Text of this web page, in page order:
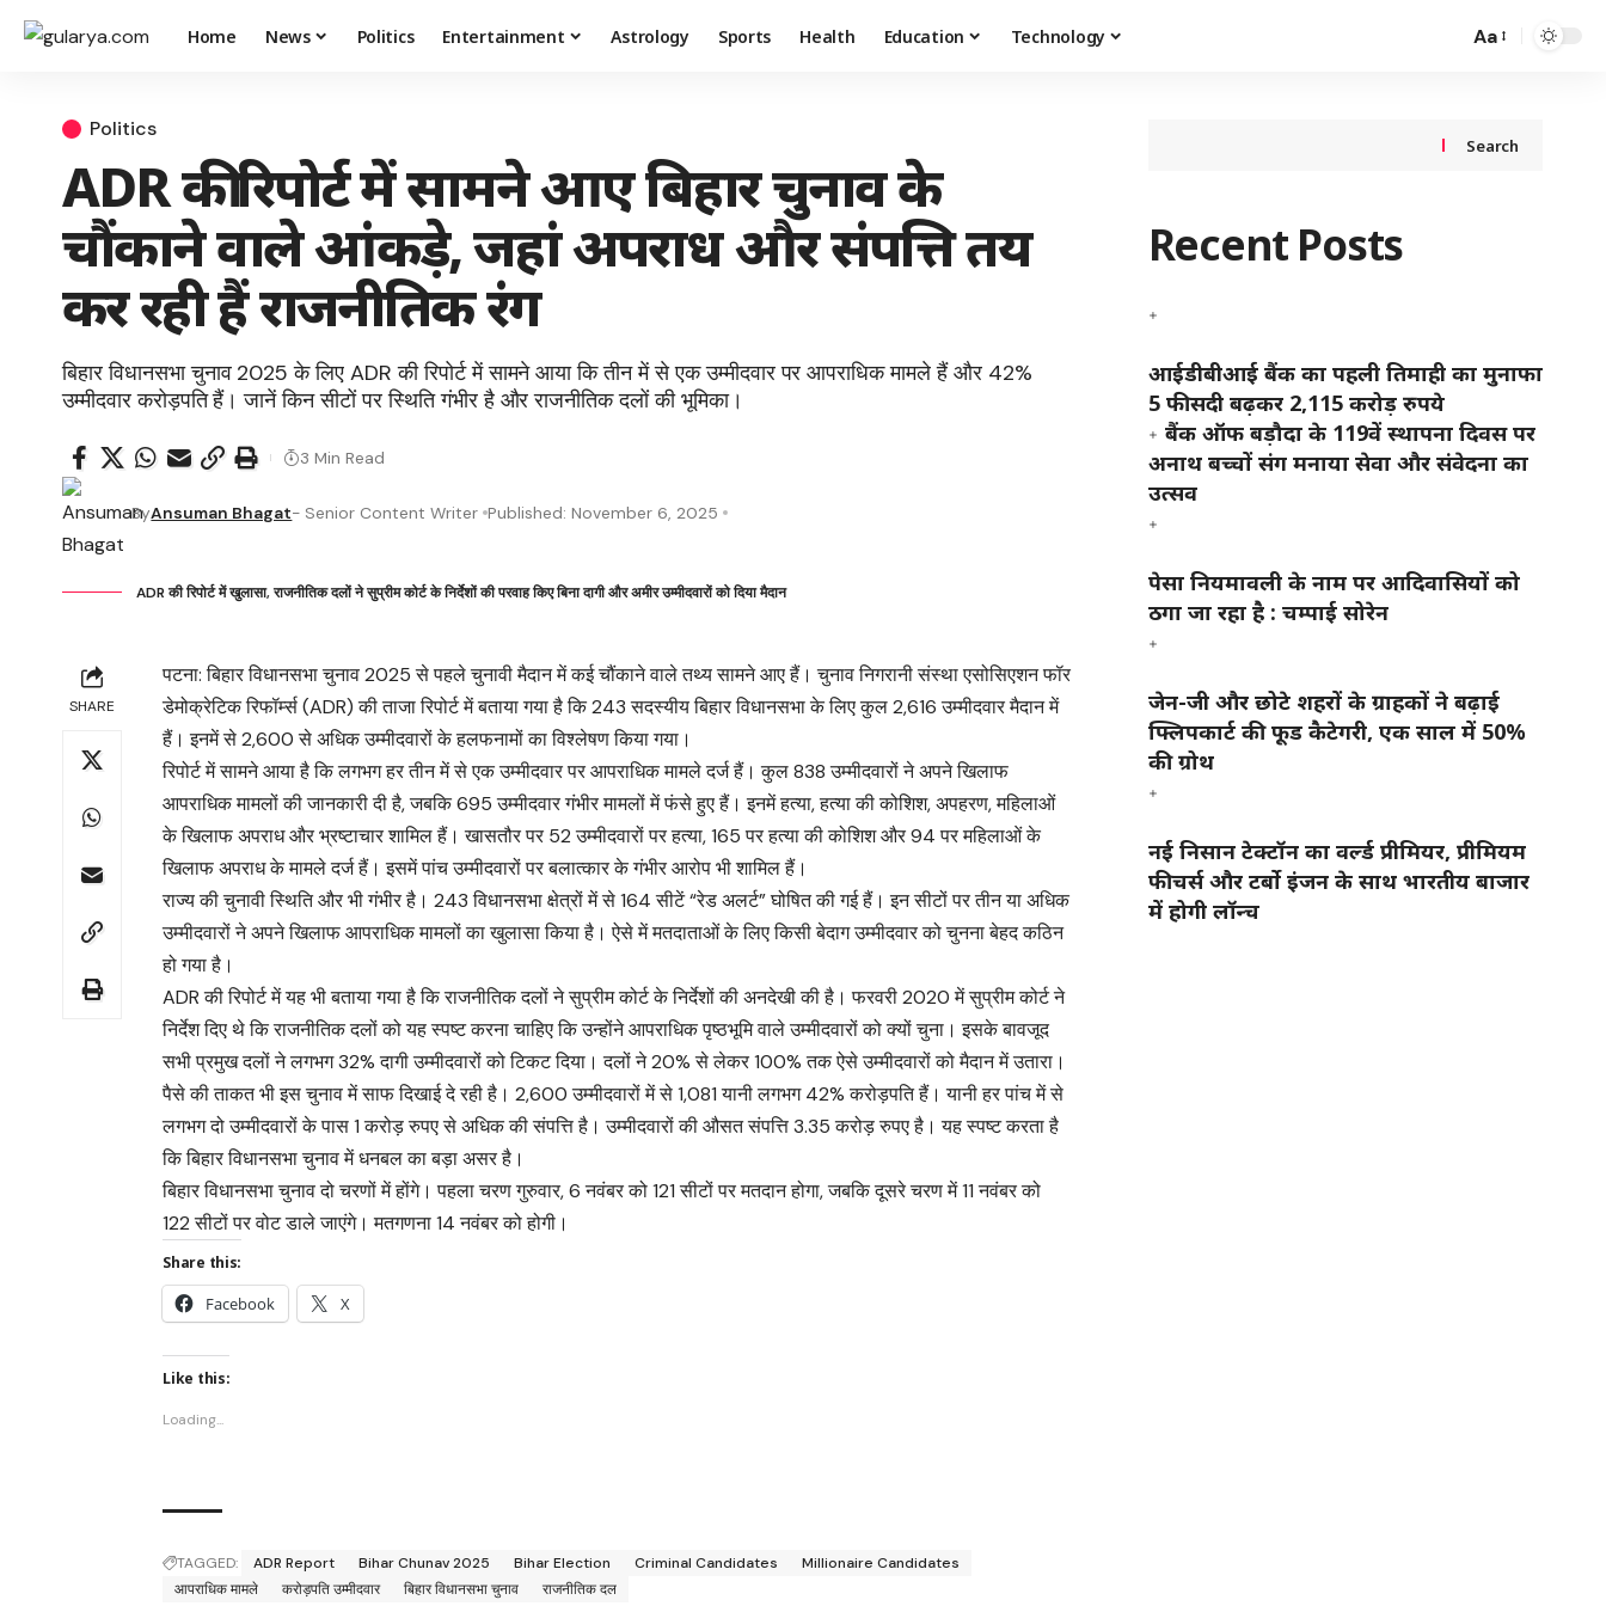
Home News Politics Entertainment Astrology Sports Health Education Technology Aa
Politics
ADR की रिपोर्ट में सामने आए बिहार चुनाव के
चौंकाने वाले आंकड़े, जहां अपराध और संपत्ति तय
कर रही हैं राजनीतिक रंग
बिहार विधानसभा चुनाव 2025 के लिए ADR की रिपोर्ट में सामने आया कि तीन में से एक उम्मीदवार पर आपराधिक मामले हैं और 42%
उम्मीदवार करोड़पति हैं। जानें किन सीटों पर स्थिति गंभीर है और राजनीतिक दलों की भूमिका।
ByAnsuman Bhagat- Senior Content Writer Published: November 6, 2025
3 Min Read
ADR की रिपोर्ट में खुलासा, राजनीतिक दलों ने सुप्रीम कोर्ट के निर्देशों की परवाह किए बिना दागी और अमीर उम्मीदवारों को दिया मैदान
SHARE
पटना: बिहार विधानसभा चुनाव 2025 से पहले चुनावी मैदान में कई चौंकाने वाले तथ्य सामने आए हैं। चुनाव निगरानी संस्था एसोसिएशन फॉर
डेमोक्रेटिक रिफॉर्म्स (ADR) की ताजा रिपोर्ट में बताया गया है कि 243 सदस्यीय बिहार विधानसभा के लिए कुल 2,616 उम्मीदवार मैदान में
हैं। इनमें से 2,600 से अधिक उम्मीदवारों के हलफनामों का विश्लेषण किया गया।
रिपोर्ट में सामने आया है कि लगभग हर तीन में से एक उम्मीदवार पर आपराधिक मामले दर्ज हैं। कुल 838 उम्मीदवारों ने अपने खिलाफ
आपराधिक मामलों की जानकारी दी है, जबकि 695 उम्मीदवार गंभीर मामलों में फंसे हुए हैं। इनमें हत्या, हत्या की कोशिश, अपहरण, महिलाओं
के खिलाफ अपराध और भ्रष्टाचार शामिल हैं। खासतौर पर 52 उम्मीदवारों पर हत्या, 165 पर हत्या की कोशिश और 94 पर महिलाओं के
खिलाफ अपराध के मामले दर्ज हैं। इसमें पांच उम्मीदवारों पर बलात्कार के गंभीर आरोप भी शामिल हैं।
राज्य की चुनावी स्थिति और भी गंभीर है। 243 विधानसभा क्षेत्रों में से 164 सीटें “रेड अलर्ट” घोषित की गई हैं। इन सीटों पर तीन या अधिक
उम्मीदवारों ने अपने खिलाफ आपराधिक मामलों का खुलासा किया है। ऐसे में मतदाताओं के लिए किसी बेदाग उम्मीदवार को चुनना बेहद कठिन
हो गया है।
ADR की रिपोर्ट में यह भी बताया गया है कि राजनीतिक दलों ने सुप्रीम कोर्ट के निर्देशों की अनदेखी की है। फरवरी 2020 में सुप्रीम कोर्ट ने
निर्देश दिए थे कि राजनीतिक दलों को यह स्पष्ट करना चाहिए कि उन्होंने आपराधिक पृष्ठभूमि वाले उम्मीदवारों को क्यों चुना। इसके बावजूद
सभी प्रमुख दलों ने लगभग 32% दागी उम्मीदवारों को टिकट दिया। दलों ने 20% से लेकर 100% तक ऐसे उम्मीदवारों को मैदान में उतारा।
पैसे की ताकत भी इस चुनाव में साफ दिखाई दे रही है। 2,600 उम्मीदवारों में से 1,081 यानी लगभग 42% करोड़पति हैं। यानी हर पांच में से
लगभग दो उम्मीदवारों के पास 1 करोड़ रुपए से अधिक की संपत्ति है। उम्मीदवारों की औसत संपत्ति 3.35 करोड़ रुपए है। यह स्पष्ट करता है
कि बिहार विधानसभा चुनाव में धनबल का बड़ा असर है।
बिहार विधानसभा चुनाव दो चरणों में होंगे। पहला चरण गुरुवार, 6 नवंबर को 121 सीटों पर मतदान होगा, जबकि दूसरे चरण में 11 नवंबर को
122 सीटों पर वोट डाले जाएंगे। मतगणना 14 नवंबर को होगी।
Share this:
Facebook X
Like this:
Loading...
TAGGED: ADR Report Bihar Chunav 2025 Bihar Election Criminal Candidates
Millionaire Candidates
आपराधिक मामले
करोड़पति उम्मीदवार बिहार विधानसभा चुनाव राजनीतिक दल
Search
Recent Posts
आईडीबीआई बैंक का पहली तिमाही का मुनाफा
5 फीसदी बढ़कर 2,115 करोड़ रुपये
बैंक ऑफ बड़ौदा के 119वें स्थापना दिवस पर
अनाथ बच्चों संग मनाया सेवा और संवेदना का
उत्सव
पेसा नियमावली के नाम पर आदिवासियों को
ठगा जा रहा है : चम्पाई सोरेन
जेन-जी और छोटे शहरों के ग्राहकों ने बढ़ाई
फ्लिपकार्ट की फूड कैटेगरी, एक साल में 50%
की ग्रोथ
नई निसान टेक्टॉन का वर्ल्ड प्रीमियर, प्रीमियम
फीचर्स और टर्बो इंजन के साथ भारतीय बाजार
में होगी लॉन्च